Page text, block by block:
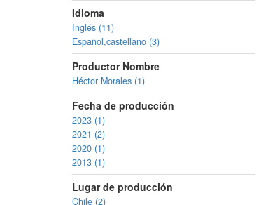
Idioma
Inglés (11)
Español,castellano (3)
Productor Nombre
Héctor Morales (1)
Fecha de producción
2023 (1)
2021 (2)
2020 (1)
2013 (1)
Lugar de producción
Chile (2)